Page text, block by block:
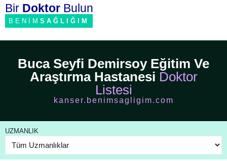
Bir Doktor Bulun
BENİM SAĞLIĞIM
Buca Seyfi Demirsoy Eğitim Ve
Araştırma Hastanesi Doktor
Listesi
kanser.benimsagligim.com
UZMANLIK